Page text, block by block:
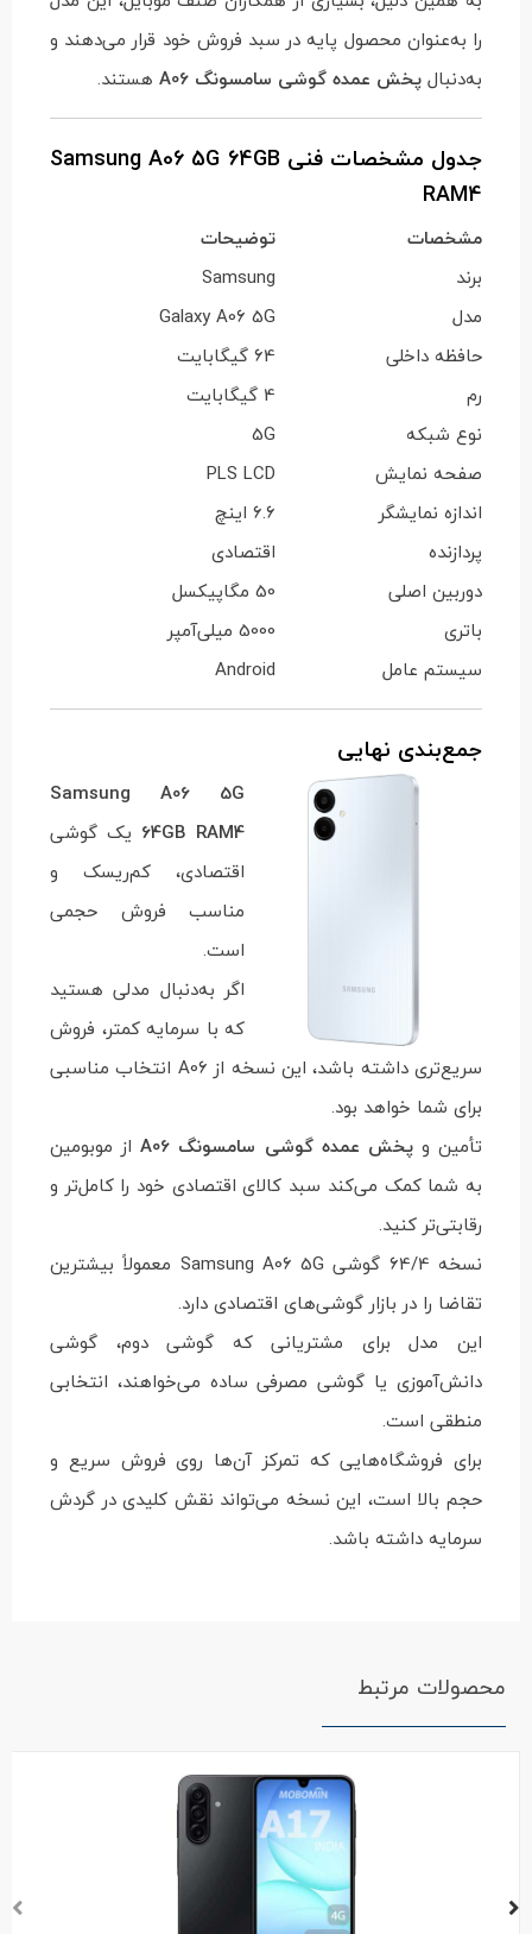
را به‌عنوان محصول پایه در سبد فروش خود قرار می‌دهند و
به‌دنبالپخش عمده گوشی سامسونگ A06 هستند.
جدول مشخصات فنی Samsung A06 5G 64GB
RAM4
مشخصات
توضیحات
برند
Samsung
مدل
Galaxy A06 5G
حافظه داخلی
64 گیگابایت
رم
4 گیگابایت
نوع شبکه
5G
صفحه نمایش
PLS LCD
اندازه نمایشگر
6.6 اینچ
پردازنده
اقتصادی
دوربین اصلی
50 مگاپیکسل
باتری
5000 میلی‌آمپر
سیستم عامل
Android
جمع‌بندی نهایی
Samsung A06 5G
64GB RAM4 یک گوشی
اقتصادی، کم‌ریسک و
مناسب فروش حجمی
است.
اگر به‌دنبال مدلی هستید
که با سرمایه کمتر، فروش
سریع‌تری داشته باشد، این نسخه از A06 انتخاب مناسبی
برای شما خواهد بود.
تأمین وپخش عمده گوشی سامسونگ A06
از موبومین
به شما کمک می‌کند سبد کالای اقتصادی خود را کامل‌تر و
رقابتی‌تر کنید.
نسخه 64/4 گوشی Samsung A06 5G معمولاً بیشترین
تقاضا را در بازار گوشی‌های اقتصادی دارد.
این مدل برای مشتریانی که گوشی دوم، گوشی
دانش‌آموزی یا گوشی مصرفی ساده می‌خواهند، انتخابی
منطقی است.
برای فروشگاه‌هایی که تمرکز آن‌ها روی فروش سریع و
حجم بالا است، این نسخه می‌تواند نقش کلیدی در گردش
سرمایه داشته باشد.
محصولات مرتبط